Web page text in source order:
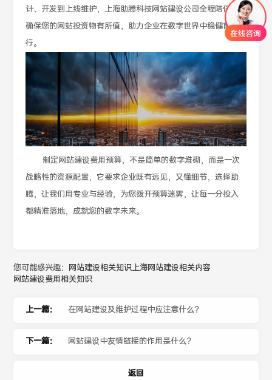
计、开发到上线维护，上海助腾科技网站建设公司全程陪伴，
确保您的网站投资物有所值，助力企业在数字世界中稳健前
行。
制定网站建设费用预算，不是简单的数字堆砌，而是一次
战略性的资源配置，它要求企业既有远见，又懂细节，选择助
腾，让我们用专业与经验，为您拨开预算迷雾，让每一分投入
都精准落地，成就您的数字未来。
您可能感兴趣： 网站建设相关知识上海网站建设相关内容
网站建设费用相关知识
上一篇： 在网站建设及维护过程中应注意什么？
下一篇： 网站建设中友情链接的作用是什么？
返回